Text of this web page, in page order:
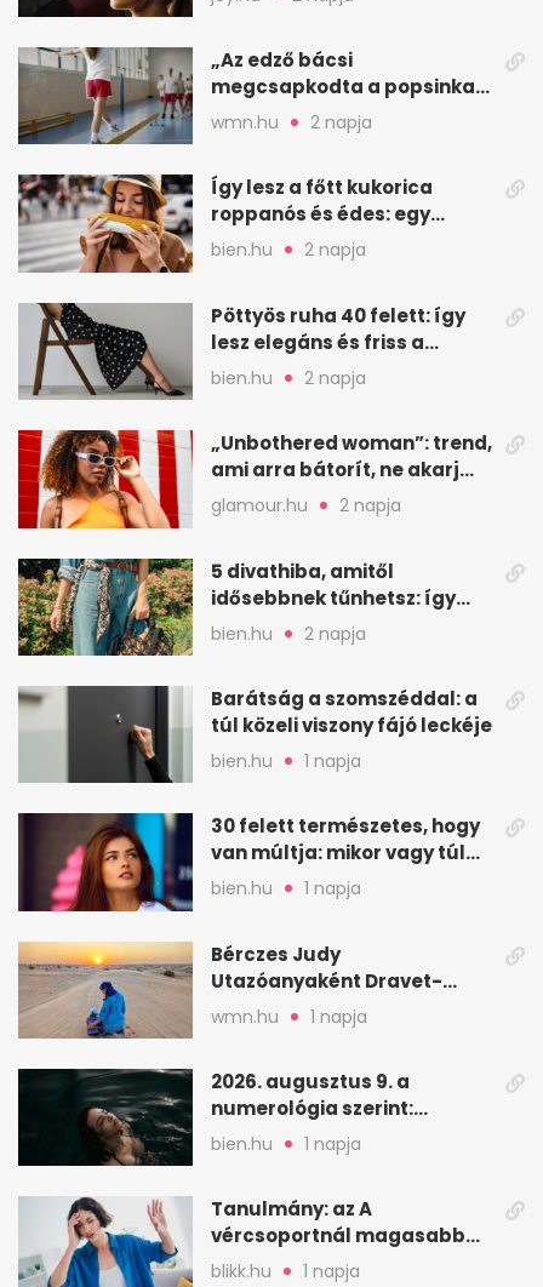
„Az edző bácsi
megcsapkodta a popsinkat”
– Klára nyári táboros
wmn.hu 2 napja
Így lesz a főtt kukorica
roppanós és édes: egy
zöldséges trükkje
bien.hu 2 napja
Pöttyös ruha 40 felett: így
lesz elegáns és friss a
kedvenc minta
bien.hu 2 napja
„Unbothered woman”: trend,
ami arra bátorít, ne akarj
mindenkinek megfelelni
glamour.hu 2 napja
5 divathiba, amitől
idősebbnek tűnhetsz: így
frissíts a megjelenéseden
bien.hu 2 napja
Barátság a szomszéddal: a
túl közeli viszony fájó leckéje
bien.hu 1 napja
30 felett természetes, hogy
van múltja: mikor vagy túl
válogatós?
bien.hu 1 napja
Bérczes Judy
Utazóanyaként Dravet-
szindrómás kislányával is
wmn.hu 1 napja
2026. augusztus 9. a
numerológia szerint:
lezárás, megbocsátás,
bien.hu 1 napja
Tanulmány: az A
vércsoportnál magasabb
lehet a sztrók kockázata
blikk.hu 1 napja